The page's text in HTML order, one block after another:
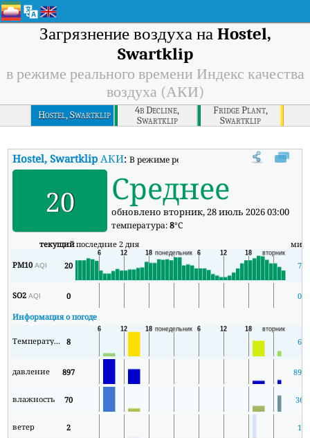
Загрязнение воздуха на Hostel,
Swartklip
в режиме реального времени Индекс качества
воздуха (АКИ)
Hostel, Swartklip
4b Decline,
Swartklip
Fridge Plant,
Swartklip
Hostel, Swartklip АКИ:В режиме реального времени Индекс
20 Среднее
обновлено вторник, 28 июль 2026 03:00
температура:8°C
текущийпоследние 2 дня мин
PM10AQI 20 7
SO2AQI 0
0
Информация о погоде
Температура 8 6
давление 897 897
влажность 70 36
ветер 2 1